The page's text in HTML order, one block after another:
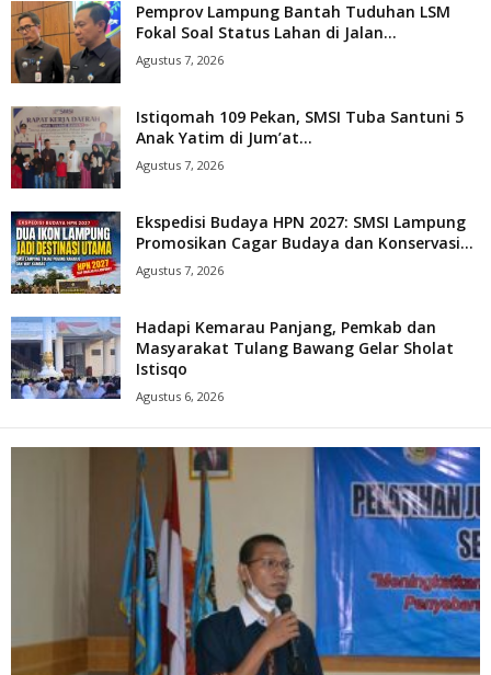
Pemprov Lampung Bantah Tuduhan LSM
Fokal Soal Status Lahan di Jalan...
Agustus 7, 2026
Istiqomah 109 Pekan, SMSI Tuba Santuni 5
Anak Yatim di Jum’at...
Agustus 7, 2026
Ekspedisi Budaya HPN 2027: SMSI Lampung
Promosikan Cagar Budaya dan Konservasi...
Agustus 7, 2026
Hadapi Kemarau Panjang, Pemkab dan
Masyarakat Tulang Bawang Gelar Sholat
Istisqo
Agustus 6, 2026